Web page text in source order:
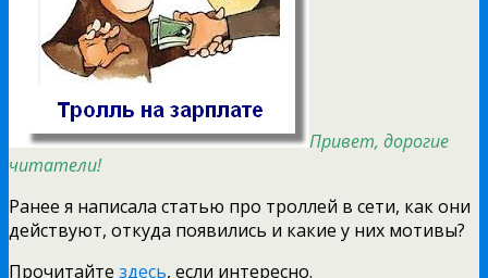
Привет, дорогие
читатели!
Ранее я написала статью про троллей в сети, как они
действуют, откуда появились и какие у них мотивы?
Прочитайте здесь, если интересно.